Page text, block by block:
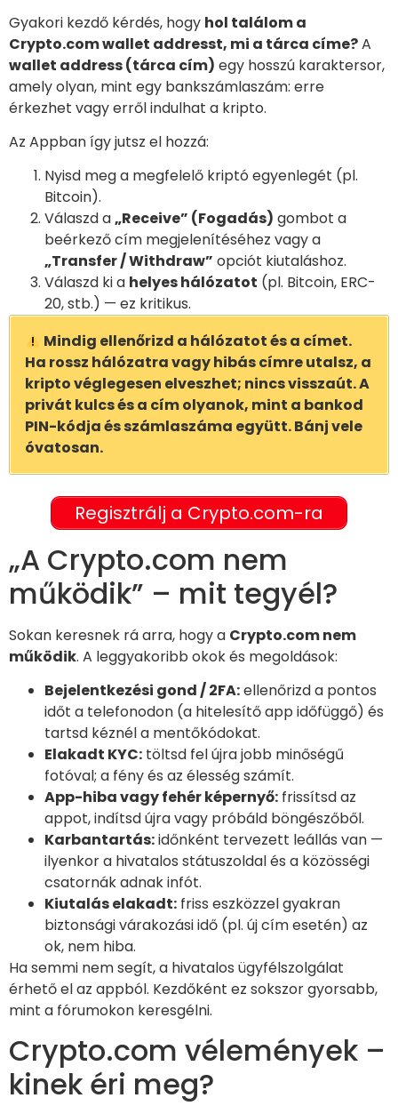
Gyakori kezdő kérdés, hogy hol találom a
Crypto.com wallet addresst, mi a tárca címe?A
wallet address (tárca cím) egy hosszú karaktersor,
amely olyan, mint egy bankszámlaszám: erre
érkezhet vagy erről indulhat a kripto.
Az Appban így jutsz el hozzá:
Nyisd meg a megfelelő kriptó egyenlegét (pl.
Bitcoin).
Válaszd a„Receive” (Fogadás) gombot a
beérkező cím megjelenítéséhez vagy a
„Transfer / Withdraw” opciót kiutaláshoz.
Válaszd ki a helyes hálózatot (pl. Bitcoin, ERC-
20, stb.) — ez kritikus.
Mindig ellenőrizd a hálózatot és a címet.
Ha rossz hálózatra vagy hibás címre utalsz, a
kripto véglegesen elveszhet; nincs visszaút. A
privát kulcs és a cím olyanok, mint a bankod
PIN-kódja és számlaszáma együtt. Bánj vele
óvatosan.
Regisztrálj a Crypto.com-ra
„A Crypto.com nem
működik” – mit tegyél?
Sokan keresnek rá arra, hogy a Crypto.com nem
működik. A leggyakoribb okok és megoldások:
Bejelentkezési gond / 2FA:ellenőrizd a pontos
időt a telefonodon (a hitelesítő app időfüggő) és
tartsd kéznél a mentőkódokat.
Elakadt KYC: töltsd fel újra jobb minőségű
fotóval; a fény és az élesség számít.
App-hiba vagy fehér képernyő: frissítsd az
appot, indítsd újra vagy próbáld böngészőből.
Karbantartás:időnként tervezett leállás van —
ilyenkor a hivatalos státuszoldal és a közösségi
csatornák adnak infót.
Kiutalás elakadt: friss eszközzel gyakran
biztonsági várakozási idő (pl. új cím esetén) az
ok, nem hiba.
Ha semmi nem segít, a hivatalos ügyfélszolgálat
érhető el az appból. Kezdőként ez sokszor gyorsabb,
mint a fórumokon keresgélni.
Crypto.com vélemények –
kinek éri meg?